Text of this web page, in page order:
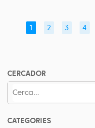
1 2 3 4
CERCADOR
CATEGORIES